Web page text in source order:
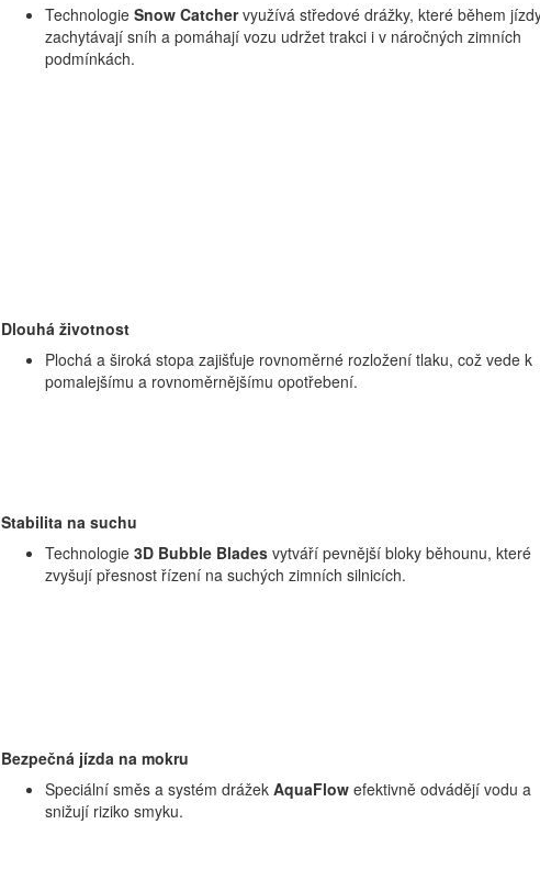
Technologie Snow Catchervyužívá středové drážky, které během
zachytávají sníh a pomáhají vozu udržet trakci i v náročných zimních
podmínkách.
Dlouhá životnost
Plochá a široká stopa zajišťuje rovnoměrné rozložení tlaku, což vede k
pomalejšímu a rovnoměrnějšímu opotřebení.
Stabilita na suchu
Technologie 3D Bubble Bladesvytváří pevnější bloky běhounu, které
zvyšují přesnost řízení na suchých zimních silnicích.
Bezpečná jízda na mokru
Speciální směs a systém drážek AquaFlowefektivně odvádějí vodu a
snižují riziko smyku.